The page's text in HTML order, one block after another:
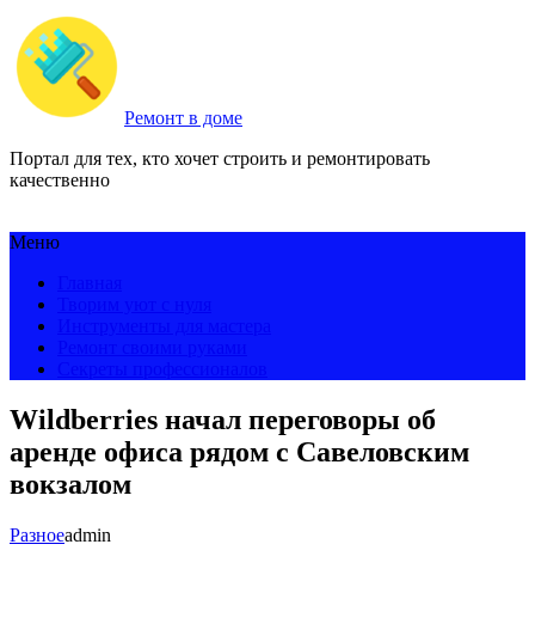
Ремонт в доме
Портал для тех, кто хочет строить и ремонтировать
качественно
Меню
Wildberries начал переговоры об
аренде офиса рядом с Савеловским
вокзалом
Разноеadmin